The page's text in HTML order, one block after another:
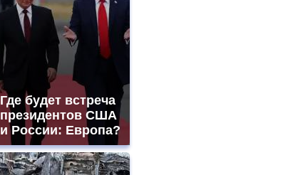
Где будет встреча
президентов США
и России: Европа?